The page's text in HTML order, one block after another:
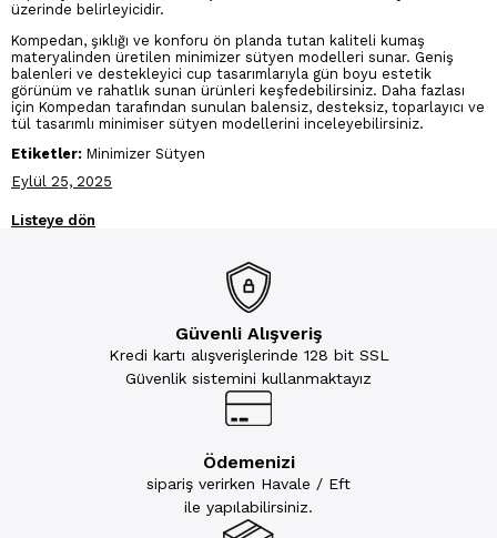
üzerinde belirleyicidir.
Kompedan, şıklığı ve konforu ön planda tutan kaliteli kumaş
materyalinden üretilen minimizer sütyen modelleri sunar. Geniş
balenleri ve destekleyici cup tasarımlarıyla gün boyu estetik
görünüm ve rahatlık sunan ürünleri keşfedebilirsiniz. Daha fazlası
için Kompedan tarafından sunulan balensiz, desteksiz, toparlayıcı ve
tül tasarımlı minimiser sütyen modellerini inceleyebilirsiniz.
Etiketler: Minimizer Sütyen
Eylül 25, 2025
Listeye dön
Güvenli Alışveriş
Kredi kartı alışverişlerinde 128 bit SSL
Güvenlik sistemini kullanmaktayız
Ödemenizi
sipariş verirken Havale / Eft
ile yapılabilirsiniz.